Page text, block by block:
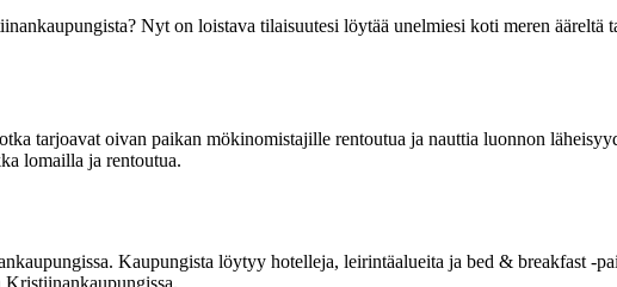
Nyt on loistava tilaisuutesi löytää unelmiesi koti meren
tarjoavat oivan paikan mökinomistajille rentoutua ja nauttia luonnon
lomailla ja rentoutua.
Kaupungista löytyy hotelleja, leirintäalueita ja bed & breakfast -